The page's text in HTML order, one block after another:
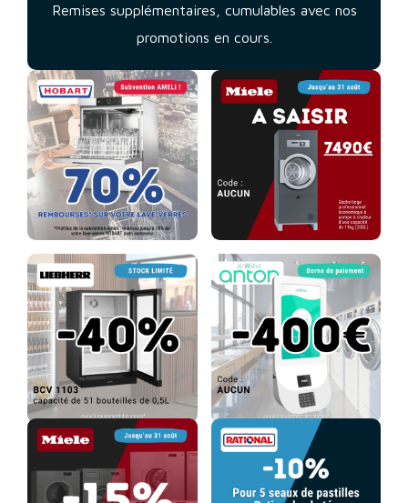
Remises supplémentaires, cumulables avec nos
promotions en cours.